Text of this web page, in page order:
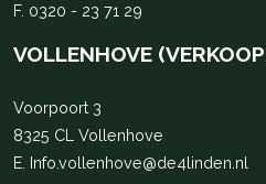
F. 0320 - 23 71 29
VOLLENHOVE
Voorpoort 3
8325 CL Vollenhove
E. Info.vollenhove@de4linden.nl